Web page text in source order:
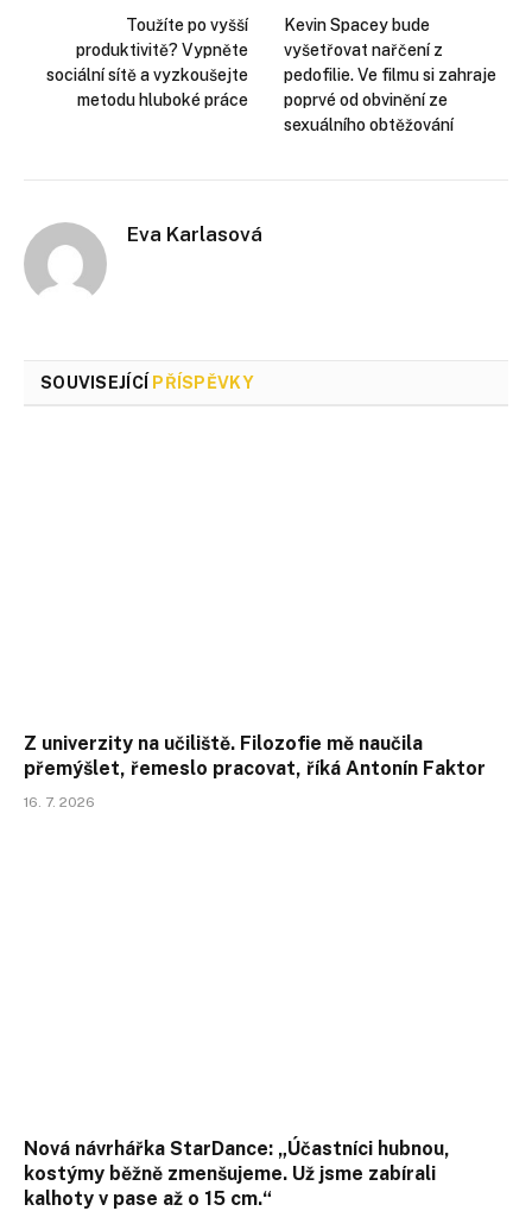
Toužíte po vyšší
produktivitě? Vypněte
sociální sítě a vyzkoušejte
metodu hluboké práce
Kevin Spacey bude
vyšetřovat nařčení z
pedofilie. Ve filmu si zahraje
poprvé od obvinění ze
sexuálního obtěžování
Eva Karlasová
SOUVISEJÍCÍ PŘÍSPĚVKY
Z univerzity na učiliště. Filozofie mě naučila
přemýšlet, řemeslo pracovat, říká Antonín Faktor
16. 7. 2026
Nová návrhářka StarDance: „Účastníci hubnou,
kostýmy běžně zmenšujeme. Už jsme zabírali
kalhoty v pase až o 15 cm.“